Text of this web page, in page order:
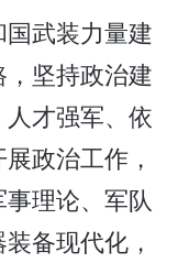
武装力量建
坚持政治建
才强军、依
政治工作，
理论、军队
备现代化，